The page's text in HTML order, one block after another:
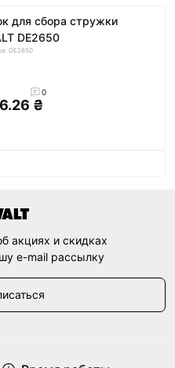
для сбора стружки
DE2650
DE2650
0
₴
акциях и скидках
e-mail рассылку